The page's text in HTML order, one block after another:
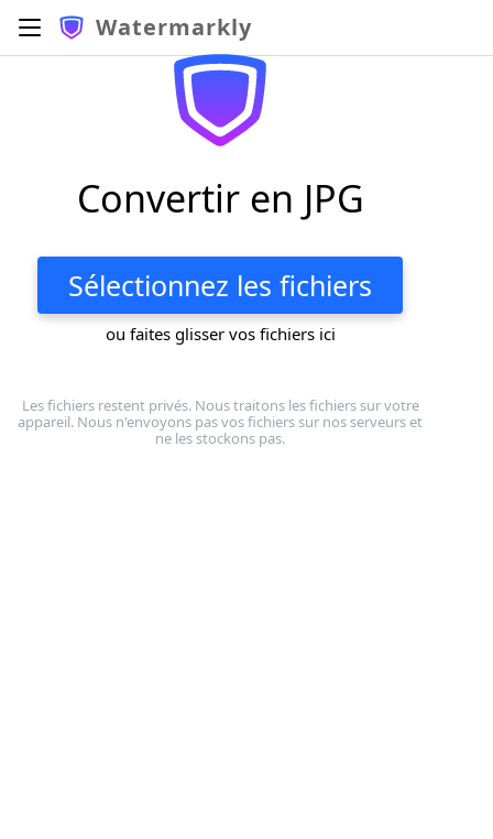
Watermarkly
Convertir en JPG
Sélectionnez les fichiers
ou faites glisser vos fichiers ici
Les fichiers restent privés. Nous traitons les fichiers sur votre
appareil. Nous n'envoyons pas vos fichiers sur nos serveurs et
ne les stockons pas.